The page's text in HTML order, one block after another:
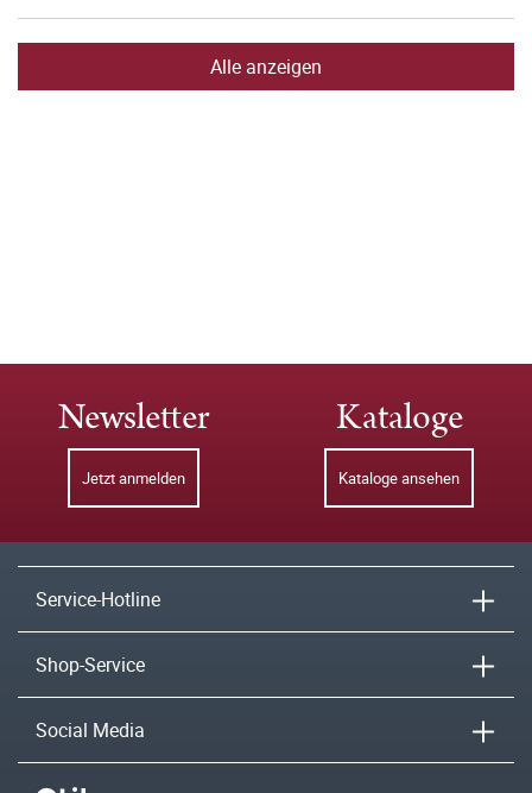
Alle anzeigen
Newsletter
Jetzt anmelden
Kataloge
Kataloge ansehen
Service-Hotline
Shop-Service
Social Media